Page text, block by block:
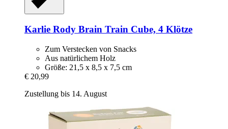
Karlie Rody Brain Train Cube, 4 Klötze
Zum Verstecken von Snacks
Aus natürlichem Holz
Größe: 21,5 x 8,5 x 7,5 cm
€ 20,99
Zustellung bis 14. August